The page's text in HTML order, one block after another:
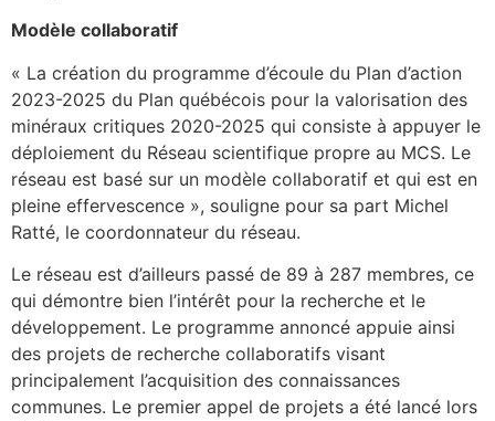
Modèle collaboratif
« La création du programme d’écoule du Plan d’action
2023-2025 du Plan québécois pour la valorisation des
minéraux critiques 2020-2025 qui consiste à appuyer le
déploiement du Réseau scientifique propre au MCS. Le
réseau est basé sur un modèle collaboratif et qui est en
pleine effervescence », souligne pour sa part Michel
Ratté, le coordonnateur du réseau.
Le réseau est d’ailleurs passé de 89 à 287 membres, ce
qui démontre bien l’intérêt pour la recherche et le
développement. Le programme annoncé appuie ainsi
des projets de recherche collaboratifs visant
principalement l’acquisition des connaissances
communes. Le premier appel de projets a été lancé lors